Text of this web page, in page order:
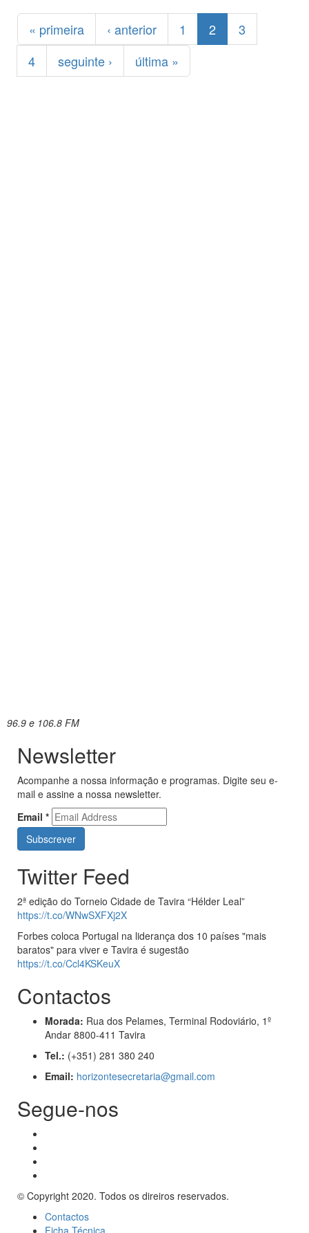
Páginas
« primeira ‹ anterior 1 2
3
4
seguinte › última »
96.9 e 106.8 FM
Newsletter
Acompanhe a nossa informação e programas. Digite seu e-
mail e assine a nossa newsletter.
Email *
Twitter Feed
2ª edição do Torneio Cidade de Tavira “Hélder Leal”
https://t.co/WNwSXFXj2X
Forbes coloca Portugal na liderança dos 10 países "mais
baratos" para viver e Tavira é sugestão
https://t.co/Ccl4KSKeuX
Contactos
Morada: Rua dos Pelames, Terminal Rodoviário, 1º
Andar 8800-411 Tavira
Tel.: (+351) 281 380 240
Email: horizontesecretaria@gmail.com
Segue-nos
© Copyright 2020. Todos os direiros reservados.
Contactos
Ficha Técnica